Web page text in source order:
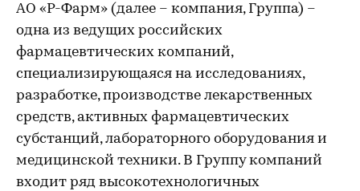
АО «Р-Фарм» (далее – компания, Группа) –
одна из ведущих российских
фармацевтических компаний,
специализирующаяся на исследованиях,
разработке, производстве лекарственных
средств, активных фармацевтических
субстанций, лабораторного оборудования и
медицинской техники. В Группу компаний
входит ряд высокотехнологичных